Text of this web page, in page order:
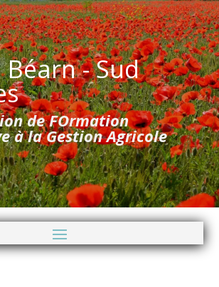
Béarn - Sud
de FOrmation
à la Gestion Agricole